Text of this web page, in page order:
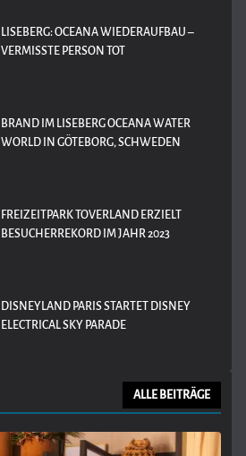
LISEBERG: OCEANA WIEDERAUFBAU –
VERMISSTE PERSON TOT
BRAND IM LISEBERG OCEANA WATER
WORLD IN GÖTEBORG, SCHWEDEN
FREIZEITPARK TOVERLAND ERZIELT
BESUCHERREKORD IM JAHR 2023
DISNEYLAND PARIS STARTET DISNEY
ELECTRICAL SKY PARADE
ALLE BEITRÄGE